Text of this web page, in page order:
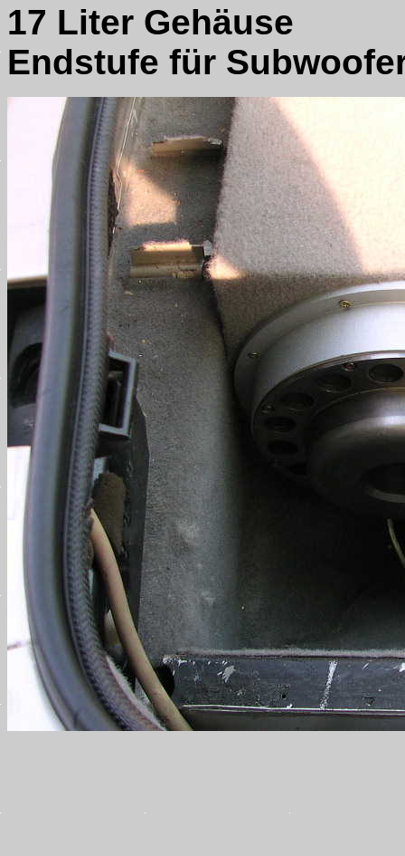
17 Liter Gehäuse
Endstufe für